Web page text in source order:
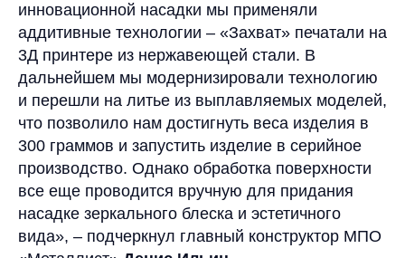
инновационной насадки мы применяли
аддитивные технологии – «Захват» печатали на
3Д принтере из нержавеющей стали. В
дальнейшем мы модернизировали технологию
и перешли на литье из выплавляемых моделей,
что позволило нам достигнуть веса изделия в
300 граммов и запустить изделие в серийное
производство. Однако обработка поверхности
все еще проводится вручную для придания
насадке зеркального блеска и эстетичного
вида», – подчеркнул главный конструктор МПО